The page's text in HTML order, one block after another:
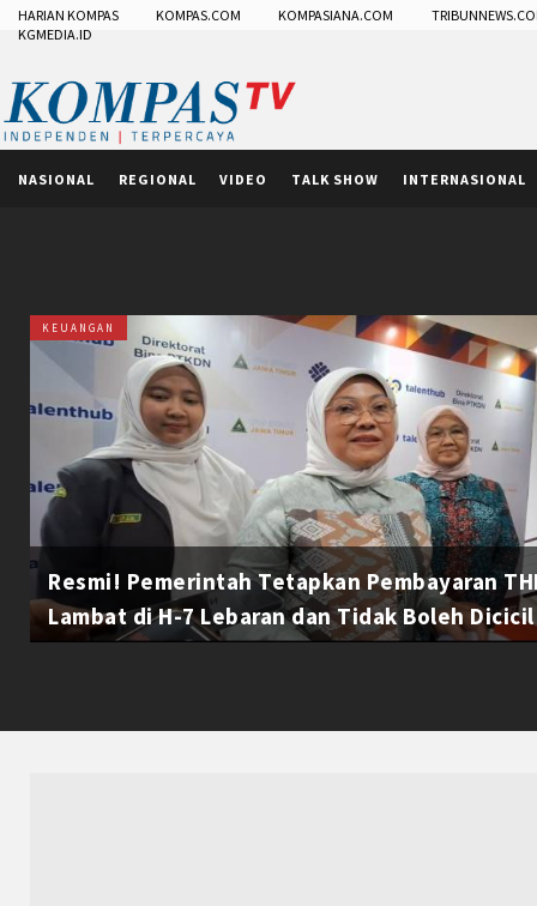
HARIAN KOMPAS KOMPAS.COM KOMPASIANA.COM
KGMEDIA.ID
NASIONAL REGIONAL VIDEO TALK SHOW INTERNASIONAL
KEUANGAN
Resmi! Pemerintah Tetapkan Pembayaran
Lambat di H-7 Lebaran dan Tidak Boleh Dicicil